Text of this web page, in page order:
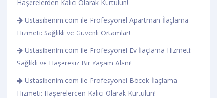
Haşerelerden Kalıcı Olarak Kurtulun!
Ustasibenim.com ile Profesyonel Apartman İlaçlama
Hizmeti: Sağlıklı ve Güvenli Ortamlar!
Ustasibenim.com ile Profesyonel Ev İlaçlama Hizmeti:
Sağlıklı ve Haşeresiz Bir Yaşam Alanı!
Ustasibenim.com ile Profesyonel Böcek İlaçlama
Hizmeti: Haşerelerden Kalıcı Olarak Kurtulun!